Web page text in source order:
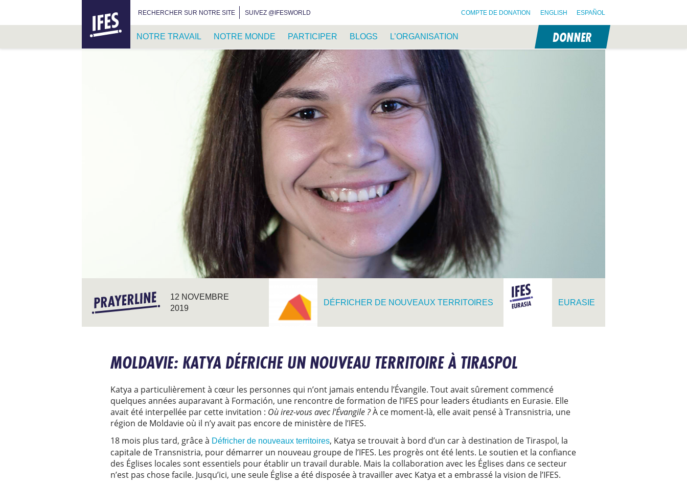
RECHERCHER SUR NOTRE SITE SUIVEZ @IFESWORLD COMPTE DE DONATION ENGLISH ESPAÑOL
INTERNATIONAL
FELLOWSHIP
OF
EVANGELICAL
NOTRE TRAVAIL NOTRE MONDE PARTICIPER BLOGS L’ORGANISATION DONNER
12 NOVEMBRE
2019
DÉFRICHER DE NOUVEAUX TERRITOIRES EURASIE
MOLDAVIE: KATYA DÉFRICHE UN NOUVEAU TERRITOIRE À TIRASPOL
Katya a particulièrement à cœur les personnes qui n’ont jamais entendu l’Évangile. Tout avait sûrement commencé
quelques années auparavant à Formación, une rencontre de formation de l’IFES pour leaders étudiants en Eurasie. Elle
avait été interpellée par cette invitation : Où irez-vous avec l’Évangile ?À ce moment-là, elle avait pensé à Transnistria, une
région de Moldavie où il n’y avait pas encore de ministère de l’IFES.
18 mois plus tard, grâce à Défricher de nouveaux territoires, Katya se trouvait à bord d’un car à destination de Tiraspol, la
capitale de Transnistria, pour démarrer un nouveau groupe de l’IFES. Les progrès ont été lents. Le soutien et la confiance
des Églises locales sont essentiels pour établir un travail durable. Mais la collaboration avec les Églises dans ce secteur
n’est pas chose facile. Jusqu’ici, une seule Église a été disposée à travailler avec Katya et a embrassé la vision de l’IFES.